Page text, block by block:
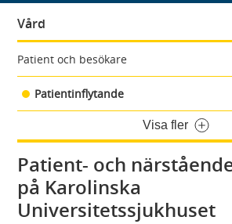
Vård
Patient och besökare
Patientinflytande
Visa fler
Patient- och
på Karolinska
Universitetssjukhuset